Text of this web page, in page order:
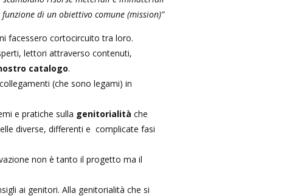
di un obiettivo comune (mission)”
facessero cortocircuito tra loro.
lettori attraverso contenuti,
catalogo.
(che sono legami) in
e pratiche sulla genitorialità che
diverse, differenti e complicate fasi
non è tanto il progetto ma il
ai genitori. Alla genitorialità che si